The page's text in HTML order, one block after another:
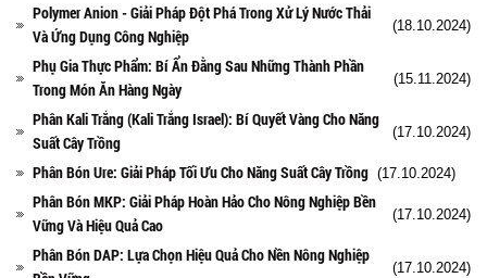
Polymer Anion - Giải Pháp Đột Phá Trong Xử Lý Nước Thải
Và Ứng Dụng Công Nghiệp
(18.10.2024)
Phụ Gia Thực Phẩm: Bí Ẩn Đằng Sau Những Thành Phần
Trong Món Ăn Hàng Ngày
(15.11.2024)
Phân Kali Trắng (Kali Trắng Israel): Bí Quyết Vàng Cho Năng
Suất Cây Trồng
(17.10.2024)
Phân Bón Ure: Giải Pháp Tối Ưu Cho Năng Suất Cây Trồng (17.10.2024)
Phân Bón MKP: Giải Pháp Hoàn Hảo Cho Nông Nghiệp Bền
Vững Và Hiệu Quả Cao
(17.10.2024)
Phân Bón DAP: Lựa Chọn Hiệu Quả Cho Nền Nông Nghiệp
(17.10.2024)